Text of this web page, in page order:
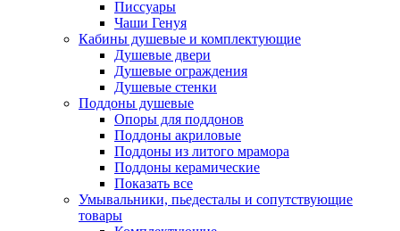
Писсуары
Чаши Генуя
Кабины душевые и комплектующие
Душевые двери
Душевые ограждения
Душевые стенки
Поддоны душевые
Опоры для поддонов
Поддоны акриловые
Поддоны из литого мрамора
Поддоны керамические
Показать все
Умывальники, пьедесталы и сопутствующие
товары